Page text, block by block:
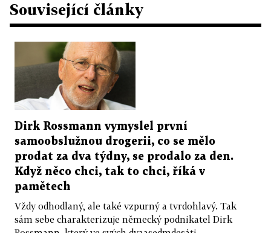
Související články
Dirk Rossmann vymyslel první
samoobslužnou drogerii, co se mělo
prodat za dva týdny, se prodalo za den.
Když něco chci, tak to chci, říká v
pamětech
Vždy odhodlaný, ale také vzpurný a tvrdohlavý. Tak
sám sebe charakterizuje německý podnikatel Dirk